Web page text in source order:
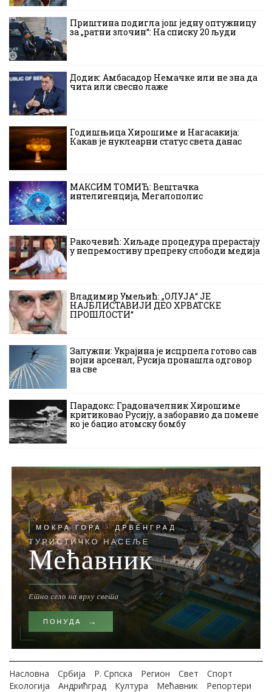
Приштина подигла још једну оптужницу
за „ратни злочин“: На списку 20 људи
Додик: Амбасадор Немачке или не зна да
чита или свесно лаже
Годишњица Хирошиме и Нагасакија:
Какав је нуклеарни статус света данас
МАКСИМ ТОМИЋ: Вештачка
интелигенција, Мегалополис
Ракочевић: Хиљаде процедура прерастају
у непремостиву препреку слободи медија
Владимир Умељић: „ОЛУЈА“ ЈЕ
НАЈБЛИСТАВИЈИ ДЕО ХРВАТСКЕ
ПРОШЛОСТИ“
Залужни: Украјина је исцрпела готово сав
војни арсенал, Русија пронашла одговор
на све
Парадокс: Градоначелник Хирошиме
критиковао Русију, а заборавио да помене
ко је бацио атомску бомбу
Насловна Србија Р. Српска Регион Свет
Спорт
Екологија
Андрићград Култура Мећавник Репортери